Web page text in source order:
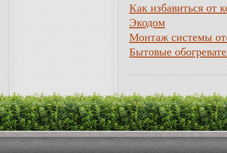
Как избавиться от
Экодом
Монтаж системы
Бытовые